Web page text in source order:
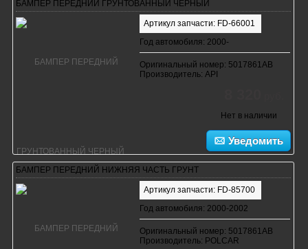
БАМПЕР ПЕРЕДНИЙ ГРУНТОВАННЫЙ ЧЕРНЫЙ
Артикул запчасти: FD-66001
Год автомобиля: 2000-
Оригинальный номер: 5017861AB
Производитель: API
Нет в наличии
Уведомить
БАМПЕР ПЕРЕДНИЙ НИЖНЯЯ ЧАСТЬ ГРУНТ
Артикул запчасти: FD-85700
Год автомобиля: 2000-2002
Оригинальный номер: 5017861AB
Производитель: POLCAR